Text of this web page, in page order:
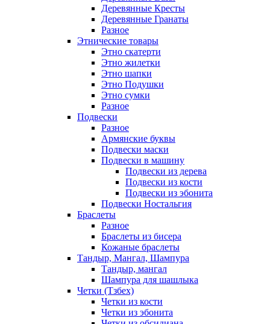
Деревянные Кресты
Деревянные Гранаты
Разное
Этнические товары
Этно скатерти
Этно жилетки
Этно шапки
Этно Подушки
Этно сумки
Разное
Подвески
Разное
Армянские буквы
Подвески маски
Подвески в машину
Подвески из дерева
Подвески из кости
Подвески из эбонита
Подвески Ностальгия
Браслеты
Разное
Браслеты из бисера
Кожаные браслеты
Тандыр, Мангал, Шампура
Тандыр, мангал
Шампура для шашлыка
Четки (Тзбех)
Четки из кости
Четки из эбонита